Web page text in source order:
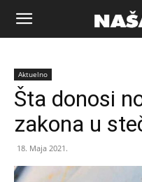
Naša
riječ
Aktuelno
Šta donosi
zakona u
18. Maja 2021.